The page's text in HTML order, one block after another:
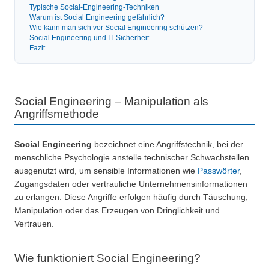
Typische Social-Engineering-Techniken
Warum ist Social Engineering gefährlich?
Wie kann man sich vor Social Engineering schützen?
Social Engineering und IT-Sicherheit
Fazit
Social Engineering – Manipulation als
Angriffsmethode
Social Engineering bezeichnet eine Angriffstechnik, bei der
menschliche Psychologie anstelle technischer Schwachstellen
ausgenutzt wird, um sensible Informationen wie Passwörter,
Zugangsdaten oder vertrauliche Unternehmensinformationen
zu erlangen. Diese Angriffe erfolgen häufig durch Täuschung,
Manipulation oder das Erzeugen von Dringlichkeit und
Vertrauen.
Wie funktioniert Social Engineering?